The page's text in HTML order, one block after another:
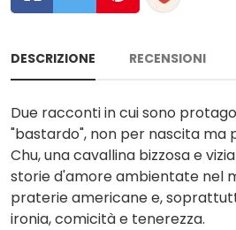
DESCRIZIONE RECENSIONI
Due racconti in cui sono
"bastardo", non per nascita ma
Chu, una cavallina bizzosa e
storie d'amore ambientate nel
praterie americane e,
ironia, comicità e tenerezza.